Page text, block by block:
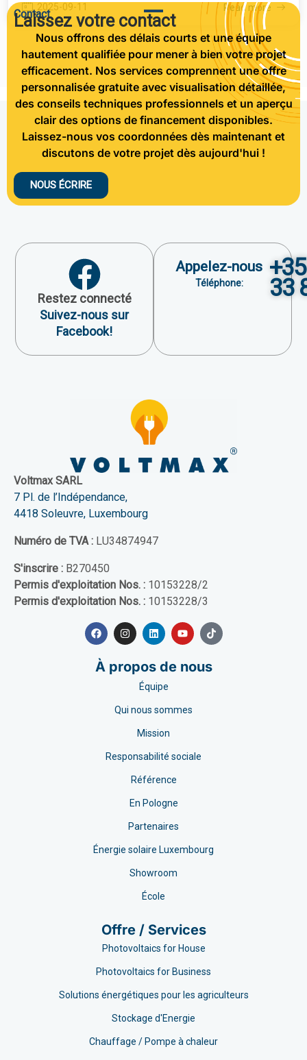
2025-09-11 Read more
Contact
Laissez votre contact
Nous offrons des délais courts et une équipe
hautement qualifiée pour mener à bien votre projet
efficacement. Nos services comprennent une offre
personnalisée gratuite avec visualisation détaillée,
des conseils techniques professionnels et un aperçu
clair des options de financement disponibles.
Laissez-nous vos coordonnées dès maintenant et
discutons de votre projet dès aujourd'hui !
NOUS ÉCRIRE
Restez connecté
Suivez-nous sur
Facebook!
Appelez-nous
Téléphone: 33
Voltmax SARL
7 Pl. de l’Indépendance,
4418 Soleuvre, Luxembourg
Numéro de TVA : LU34874947
S'inscrire : B270450
Permis d'exploitation Nos. : 10153228/2
Permis d'exploitation Nos. : 10153228/3
À propos de nous
Équipe
Qui nous sommes
Mission
Responsabilité sociale
Référence
En Pologne
Partenaires
Énergie solaire Luxembourg
Showroom
École
Offre / Services
Photovoltaics for House
Photovoltaics for Business
Solutions énergétiques pour les agriculteurs
Stockage d'Energie
Chauffage / Pompe à chaleur